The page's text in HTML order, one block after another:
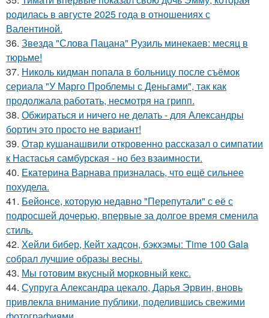
родилась в августе 2025 года в отношениях с
Валентиной.
36. Звезда "Слова Пацана" Рузиль минекаев: месяц в
тюрьме!
37. Николь кидман попала в больницу после съёмок
сериала "У Марго Проблемы с Деньгами", так как
продолжала работать, несмотря на грипп.
38. Обжираться и ничего не делать - для Александры
бортич это просто не вариант!
39. Отар кушанашвили откровенно рассказал о симпатии
к Настасья самбурская - но без взаимности.
40. Екатерина Варнава призналась, что ещё сильнее
похудела.
41. Бейонсе, которую недавно "Перепутали" с её с
подросшей дочерью, впервые за долгое время сменила
стиль.
42. Хейли бибер, Кейт хадсон, бэкхэмы: Time 100 Gala
собрал лучшие образы весны.
43. Мы готовим вкусный морковный кекс.
44. Супруга Александра цекало, Дарья Эрвин, вновь
привлекла внимание публики, поделившись свежими